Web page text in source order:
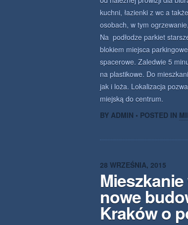
kuchni, łazienki z wc a
osobach, w tym
Na podłodze parkiet
blokiem miejsca
spacerowe. Zaledwie 5
na plastikowe. Do
jak i loża. Lokalizacja
miejską do centrum.
BY ADMIN • POSTED IN
28 WRZEŚNIA, 2015
nowe
Kraków o